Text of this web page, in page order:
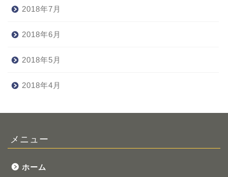
2018年7月
2018年6月
2018年5月
2018年4月
メニュー
ホーム